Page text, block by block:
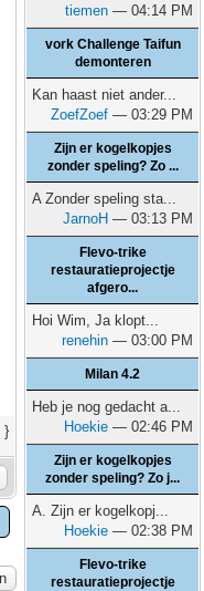
}
tiemen — 04:14 PM
vork Challenge Taifun
demonteren
Kan haast niet ander...
ZoefZoef — 03:29 PM
Zijn er kogelkopjes
zonder speling? Zo ...
A Zonder speling sta...
JarnoH — 03:13 PM
Flevo-trike
restauratieprojectje
afgero...
Hoi Wim, Ja klopt...
renehin — 03:00 PM
Milan 4.2
Heb je nog gedacht a...
Hoekie — 02:46 PM
Zijn er kogelkopjes
zonder speling? Zo j...
A. Zijn er kogelkopj...
Hoekie — 02:38 PM
Flevo-trike
restauratieprojectje